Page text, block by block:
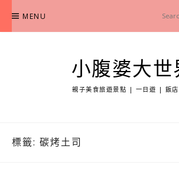
content
MENU
小腹婆大世
親子美食旅遊景點 | 一日遊 | 飯店
標籤: 碳烤土司